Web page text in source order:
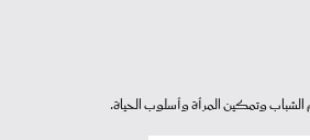
وتمكين المرأة وأسلوب الحياة.